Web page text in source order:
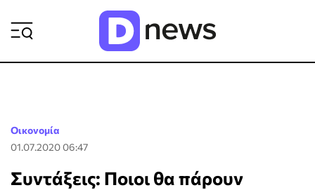
Οικονομία
01.07.2020 06:47
Συντάξεις: Ποιοι θα πάρουν